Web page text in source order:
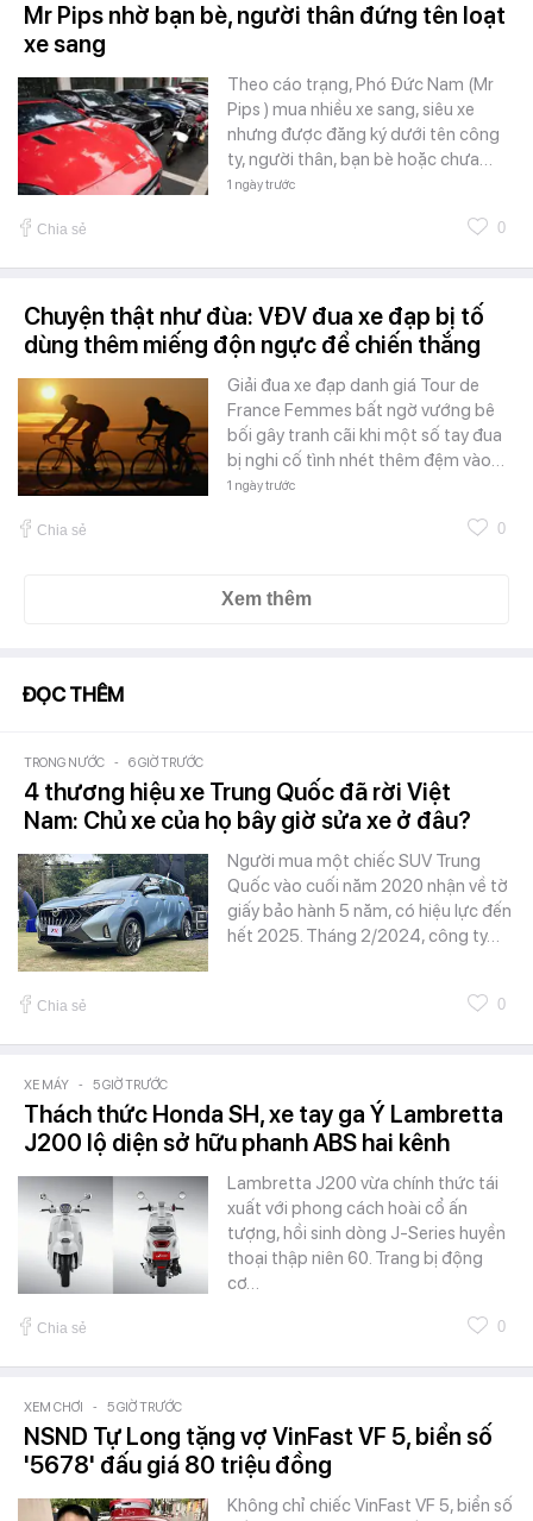
Mr Pips nhờ bạn bè, người thân đứng tên loạt
xe sang
Theo cáo trạng, Phó Đức Nam (Mr
Pips ) mua nhiều xe sang, siêu xe
nhưng được đăng ký dưới tên công
ty, người thân, bạn bè hoặc chưa…
1 ngày trước
Chia sẻ 0
Chuyện thật như đùa: VĐV đua xe đạp bị tố
dùng thêm miếng độn ngực để chiến thắng
Giải đua xe đạp danh giá Tour de
France Femmes bất ngờ vướng bê
bối gây tranh cãi khi một số tay đua
bị nghi cố tình nhét thêm đệm vào…
1 ngày trước
Chia sẻ 0
Xem thêm
ĐỌC THÊM
TRONG NƯỚC - 6 GIỜ TRƯỚC
4 thương hiệu xe Trung Quốc đã rời Việt
Nam: Chủ xe của họ bây giờ sửa xe ở đâu?
Người mua một chiếc SUV Trung
Quốc vào cuối năm 2020 nhận về tờ
giấy bảo hành 5 năm, có hiệu lực đến
hết 2025. Tháng 2/2024, công ty…
Chia sẻ 0
XE MÁY - 5 GIỜ TRƯỚC
Thách thức Honda SH, xe tay ga Ý Lambretta
J200 lộ diện sở hữu phanh ABS hai kênh
Lambretta J200 vừa chính thức tái
xuất với phong cách hoài cổ ấn
tượng, hồi sinh dòng J-Series huyền
thoại thập niên 60. Trang bị động
cơ…
Chia sẻ 0
XEM CHƠI - 5 GIỜ TRƯỚC
NSND Tự Long tặng vợ VinFast VF 5, biển số
'5678' đấu giá 80 triệu đồng
Không chỉ chiếc VinFast VF 5, biển số